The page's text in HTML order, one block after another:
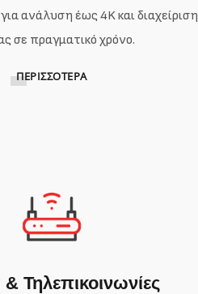
ανάλυση έως 4K και διαχείριση
σε πραγματικό χρόνο.
ΠΕΡΙΣΣΌΤΕΡΑ
Τηλεπικοινωνίες